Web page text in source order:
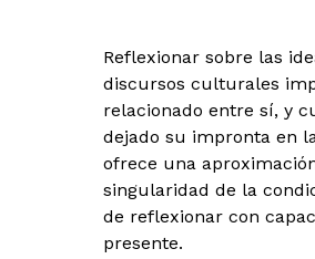
Reflexionar sobre las
discursos culturales
relacionado entre sí, y
dejado su impronta en
ofrece una
singularidad de la
de reflexionar con
presente.